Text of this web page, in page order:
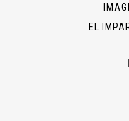
EL